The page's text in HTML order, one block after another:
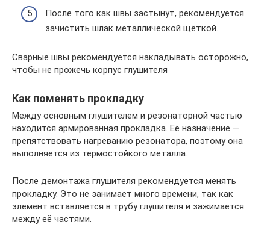
После того как швы застынут, рекомендуется
зачистить шлак металлической щёткой.
Сварные швы рекомендуется накладывать осторожно,
чтобы не прожечь корпус глушителя
Как поменять прокладку
Между основным глушителем и резонаторной частью
находится армированная прокладка. Её назначение —
препятствовать нагреванию резонатора, поэтому она
выполняется из термостойкого металла.
После демонтажа глушителя рекомендуется менять
прокладку. Это не занимает много времени, так как
элемент вставляется в трубу глушителя и зажимается
между её частями.